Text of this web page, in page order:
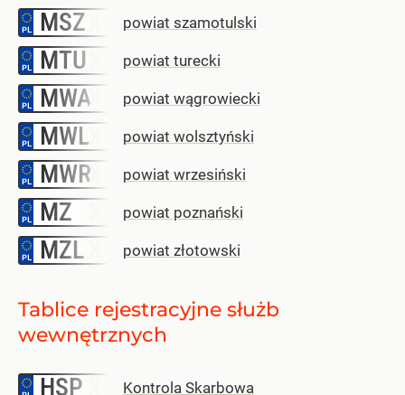
MSZ powiat szamotulski
MTU powiat turecki
MWA powiat wągrowiecki
MWL powiat wolsztyński
MWR powiat wrzesiński
MZ powiat poznański
MZL powiat złotowski
Tablice rejestracyjne służb
wewnętrznych
HSP Kontrola Skarbowa